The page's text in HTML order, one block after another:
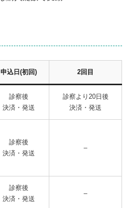
申込日(初回) 2回目
診察後
決済・発送
診察より20日後
決済・発送
診察後
決済・発送
–
診察後
決済・発送
–